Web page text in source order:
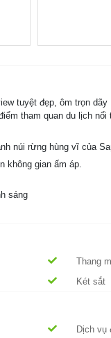
tuyệt đẹp, ôm trọn
tham quan du lịch
núi rừng hùng vĩ của
không gian ấm áp.
sáng
Thang
Két sắt
Dịch vụ